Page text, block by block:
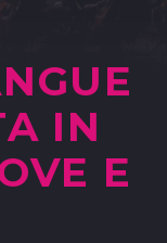
IN
E